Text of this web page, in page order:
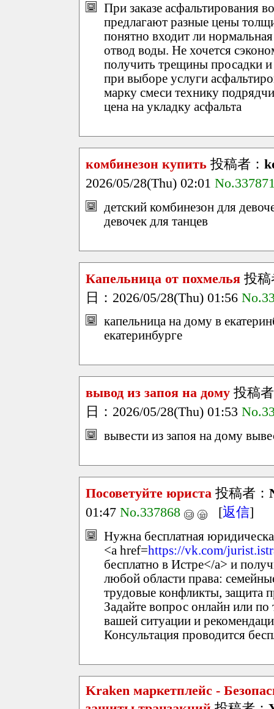
При заказе асфальтирования
предлагают разные цены
понятно входит ли
отвод воды. Не хочется
получить трещины просадки
при выборе услуги
марку смеси технику
цена на укладку асфальта
комбинезон купить 投稿者：
2026/05/28(Thu) 02:01
детский комбинезон для
девочек для танцев
Капельница от похмелья 投
日：2026/05/28(Thu) 01:56
капельница на дому в
екатеринбурге
вывод из запоя на дому 投稿
日：2026/05/28(Thu) 01:53
вывести из запоя на дому
Посоветуйте юриста 投稿者：
01:47 No.337868 [返信]
Нужна бесплатная
<a href=https://vk.com/
бесплатно в Истре</a> и
любой области права:
трудовые конфликты, защита
Задайте вопрос онлайн или
вашей ситуации и
Консультация проводится
Kraken маркетплейс -